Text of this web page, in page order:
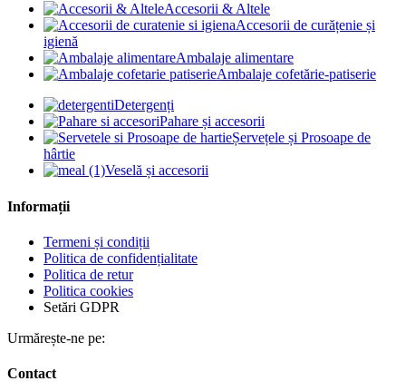
Accesorii & Altele
Accesorii de curățenie și
igienă
Ambalaje alimentare
Ambalaje cofetărie-patiserie
Detergenți
Pahare și accesorii
Șervețele și Prosoape de
hârtie
Veselă și accesorii
Informații
Termeni și condiții
Politica de confidențialitate
Politica de retur
Politica cookies
Setări GDPR
Urmărește-ne pe:
Contact